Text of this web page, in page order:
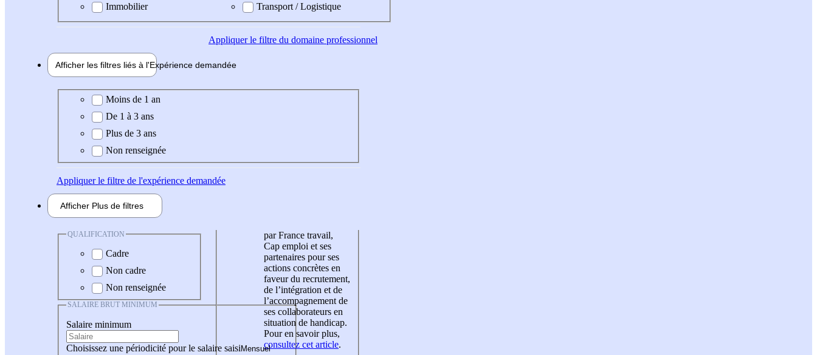
Immobilier
Transport / Logistique
Appliquerle filtre du domaine professionnel
Afficher les filtres liés à l'Expérience demandée
Expérience demandée
Moins de 1 an
De 1 à 3 ans
Plus de 3 ans
Non renseignée
Appliquerle filtre de l'expérience demandée
Afficher Plus de filtres
QUALIFICATION
Cadre
Non cadre
Non renseignée
SALAIRE BRUT MINIMUM
Salaire minimum
Choisissez une périodicité pour le salaire saisi
par France travail,
Cap emploi et ses
partenaires pour ses
actions concrètes en
faveur du recrutement,
de l’intégration et de
l’accompagnement de
ses collaborateurs en
situation de handicap.
Pour en savoir plus,
consultez cet article.